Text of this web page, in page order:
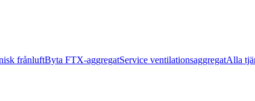
frånluftByta FTX-aggregatService ventilationsaggregatAlla